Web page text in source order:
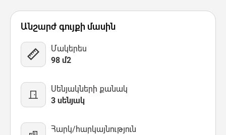
5 Նկար Քարտեզ
Անշարժ գույքի մասին
Մակերես
98 մ2
Սենյակների քանակ
3 սենյակ
Հարկ/հարկայնություն